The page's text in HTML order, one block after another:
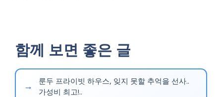
함께 보면 좋은 글
룬두 프라이빗 하우스, 잊지 못할 추억을 선사..
가성비 최고!..